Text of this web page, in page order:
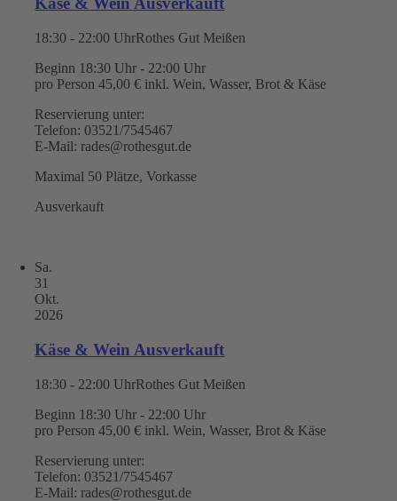
18:30 - 22:00 UhrRothes Gut Meißen
Beginn 18:30 Uhr - 22:00 Uhr
pro Person 45,00 € inkl. Wein, Wasser, Brot & Käse
Reservierung unter:
Telefon: 03521/7545467
E-Mail: rades@rothesgut.de
Maximal 50 Plätze, Vorkasse
Ausverkauft
Sa.
31
Okt.
2026
Käse & Wein Ausverkauft
18:30 - 22:00 UhrRothes Gut Meißen
Beginn 18:30 Uhr - 22:00 Uhr
pro Person 45,00 € inkl. Wein, Wasser, Brot & Käse
Reservierung unter:
Telefon: 03521/7545467
E-Mail: rades@rothesgut.de